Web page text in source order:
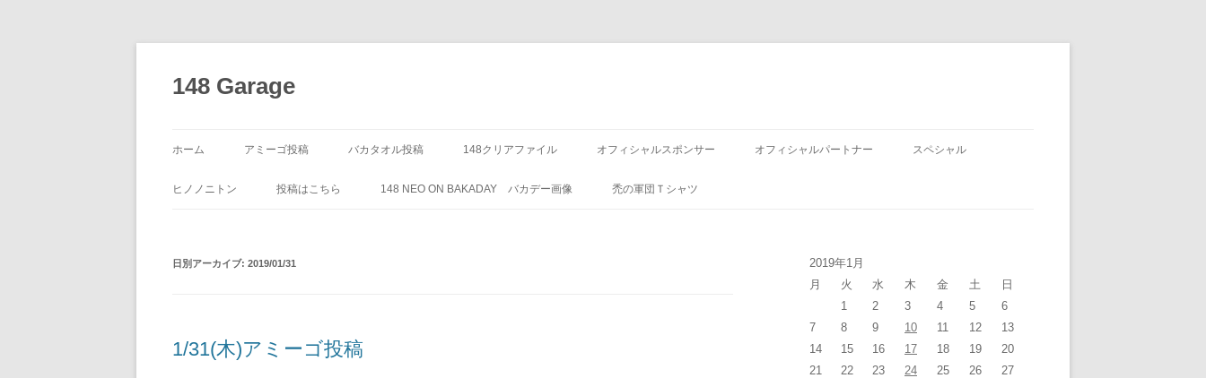
ン
ツ
ッ
148 Garage
ホーム アミーゴ投稿 バカタオル投稿 148クリアファイル オフィシャルスポンサー オフィシャルパートナー スペシャル
ヒノノニトン 投稿はこちら 148 NEO ON BAKADAY バカデー画像 禿の軍団Ｔシャツ
日別アーカイブ: 2019/01/31
1/31(木)アミーゴ投稿
2019年1月
月
火 水 木 金 土
日
1
2 3 4 5
6
7
8 9 10 11 12
13
14
15 16 17 18 19
20
21
22 23 24 25 26
27